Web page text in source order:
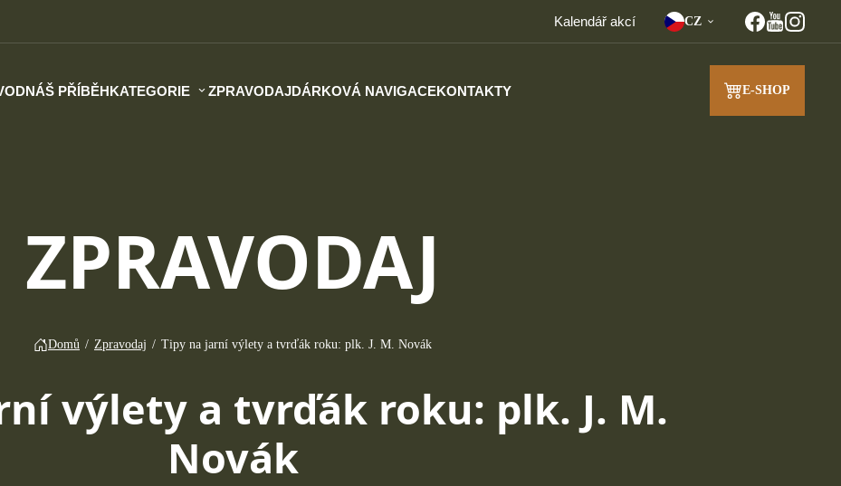
Kalendář akcí CZ
NÁŠ PŘÍBĚHKATEGORIE ZPRAVODAJDÁRKOVÁ NAVIGACEKONTAKTY E-SHOP
ZPRAVODAJ
Domů / Zpravodaj / Tipy na jarní výlety a tvrďák roku: plk. J. M. Novák
výlety a tvrďák roku: plk. J. M.
Novák